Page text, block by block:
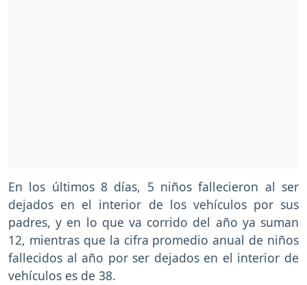
En los últimos 8 días, 5 niños fallecieron al ser
dejados en el interior de los vehículos por sus
padres, y en lo que va corrido del año ya suman
12, mientras que la cifra promedio anual de niños
fallecidos al año por ser dejados en el interior de
vehículos es de 38.